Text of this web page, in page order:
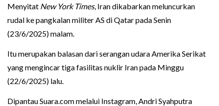
Menyitat New York Times, Iran dikabarkan meluncurkan
rudal ke pangkalan militer AS di Qatar pada Senin
(23/6/2025) malam.
Itu merupakan balasan dari serangan udara Amerika Serikat
yang mengincar tiga fasilitas nuklir Iran pada Minggu
(22/6/2025) lalu.
Dipantau Suara.com melalui Instagram, Andri Syahputra